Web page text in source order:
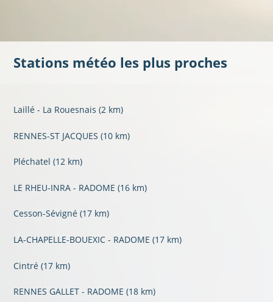
Stations météo les plus proches
Laillé - La Rouesnais (2 km)
RENNES-ST JACQUES (10 km)
Pléchatel (12 km)
LE RHEU-INRA - RADOME (16 km)
Cesson-Sévigné (17 km)
LA-CHAPELLE-BOUEXIC - RADOME (17 km)
Cintré (17 km)
RENNES GALLET - RADOME (18 km)